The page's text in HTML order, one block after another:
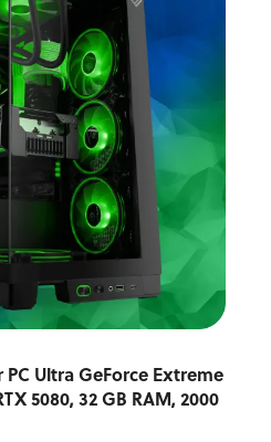
Ultra GeForce Extreme
5080, 32 GB RAM, 2000